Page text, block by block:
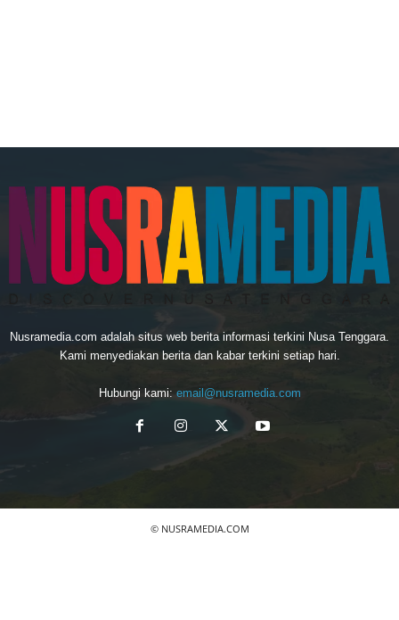
Nusramedia.com adalah situs web berita informasi terkini Nusa Tenggara.
Kami menyediakan berita dan kabar terkini setiap hari.
Hubungi kami: email@nusramedia.com
© NUSRAMEDIA.COM